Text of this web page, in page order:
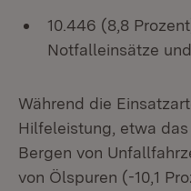
10.446 (8,8
Notfalleinsätze
Während die
Hilfeleistung, etwa
Bergen von
von Ölspuren (-10,1